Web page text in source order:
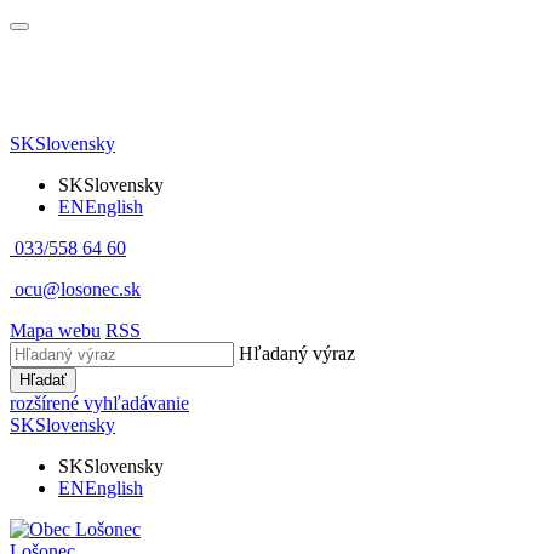
SKSlovensky
SKSlovensky
ENEnglish
033/558 64 60
ocu@losonec.sk
Mapa webu RSS
Hľadaný výraz
Hľadať
rozšírené vyhľadávanie
SKSlovensky
SKSlovensky
ENEnglish